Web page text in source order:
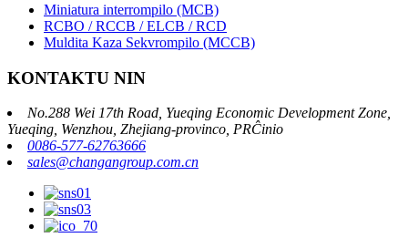
Miniatura interrompilo (MCB)
RCBO / RCCB / ELCB / RCD
Muldita Kaza Sekvrompilo (MCCB)
KONTAKTU NIN
No.288 Wei 17th Road, Yueqing Economic Development Zone,
Yueqing, Wenzhou, Zhejiang-provinco, PRĈinio
0086-577-62763666
sales@changangroup.com.cn